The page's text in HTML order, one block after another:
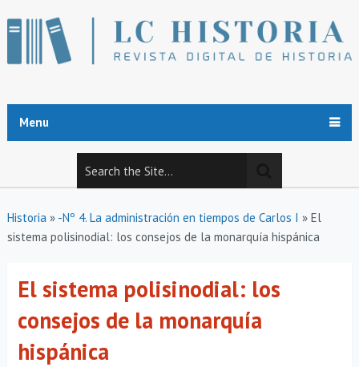
Menu
Historia» -Nº 4. La administración en tiempos de Carlos I » El
sistema polisinodial: los consejos de la monarquía hispánica
El sistema polisinodial: los
consejos de la monarquía
hispánica